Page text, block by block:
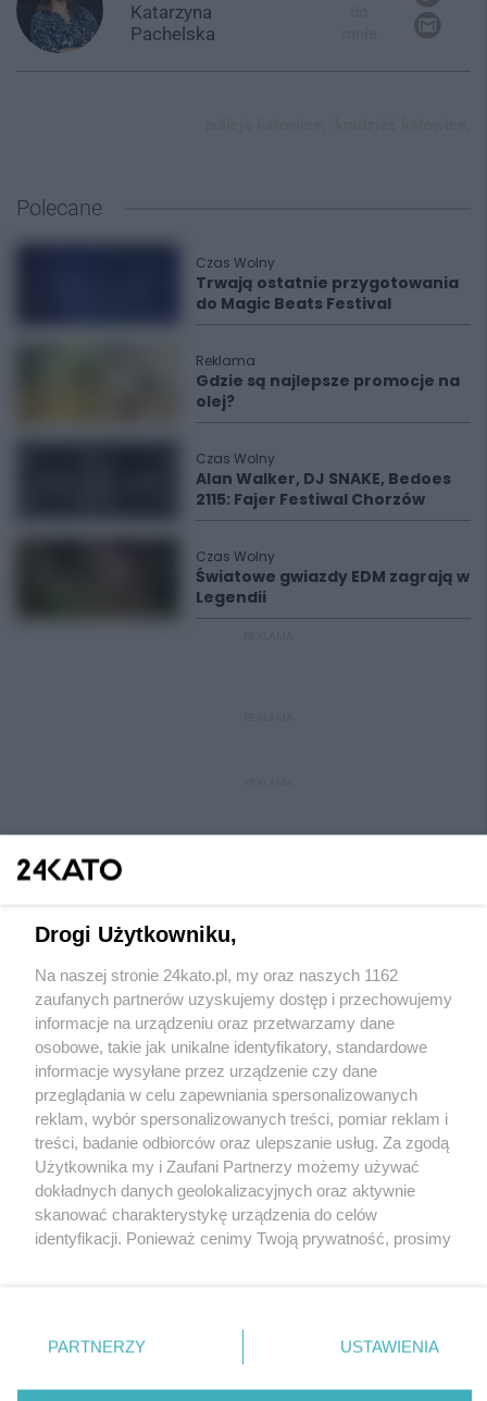
Katarzyna
Pachelska
Polecane
Czas Wolny
Trwają ostatnie przygotowania
do Magic Beats Festival
Reklama
Gdzie są najlepsze promocje na
olej?
Czas Wolny
Alan Walker, DJ SNAKE, Bedoes
2115: Fajer Festiwal Chorzów
Czas Wolny
Światowe gwiazdy EDM zagrają w
Legendii
Wydawca mediów lokalnych
Nie zapomnij
zapoznać się z:
polityką prywatności regulamin korzystania z portali
Twojemiasto
Piekary Śląskie
Chorzów
Tarnowskie Góry
Gliwice
Skontakuj sięz nami
Kontakt
Wydawca
Redakcja
Drogi Użytkowniku,
Na naszej stronie 24kato.pl, my oraz naszych 1162
zaufanych partnerów uzyskujemy dostęp i przechowujemy
informacje na urządzeniu oraz przetwarzamy dane
osobowe, takie jak unikalne identyfikatory, standardowe
informacje wysyłane przez urządzenie czy dane
przeglądania w celu zapewniania spersonalizowanych
reklam, wybór spersonalizowanych treści, pomiar reklam i
treści, badanie odbiorców oraz ulepszanie usług. Za zgodą
Użytkownika my i Zaufani Partnerzy możemy używać
dokładnych danych geolokalizacyjnych oraz aktywnie
skanować charakterystykę urządzenia do celów
identyfikacji. Ponieważ cenimy Twoją prywatność, prosimy
prywatności znajdujący się w lewym dolnym rogu strony
. Niektóre rodzaje przetwarzania danych nie wymagają
zgody użytkownika, ale masz prawo sprzeciwić się
PARTNERZY USTAWIENIA